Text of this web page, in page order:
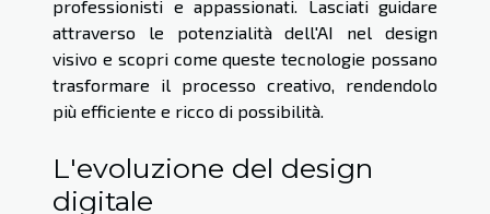
professionisti e appassionati. Lasciati guidare
attraverso le potenzialità dell'AI nel design
visivo e scopri come queste tecnologie possano
trasformare il processo creativo, rendendolo
più efficiente e ricco di possibilità.
L'evoluzione del design
digitale